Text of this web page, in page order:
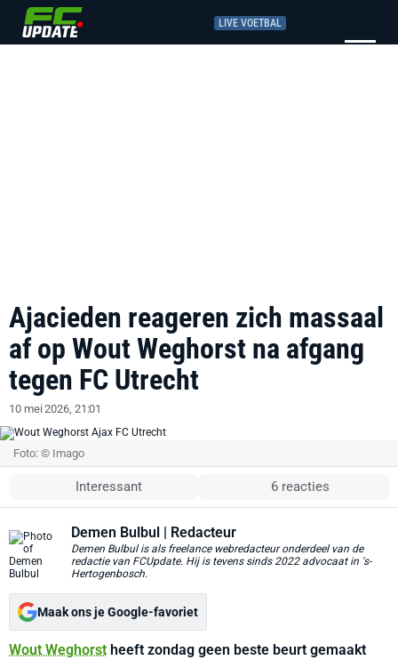
LIVE VOETBAL
Ajacieden reageren zich massaal
af op Wout Weghorst na afgang
tegen FC Utrecht
10 mei 2026, 21:01
Foto: © Imago
Interessant 6 reacties
Demen Bulbul | Redacteur
Demen Bulbul is als freelance webredacteur onderdeel van de
redactie van FCUpdate. Hij is tevens sinds 2022 advocaat in 's-
Hertogenbosch.
Maak ons je Google-favoriet
Wout Weghorst heeft zondag geen beste beurt gemaakt